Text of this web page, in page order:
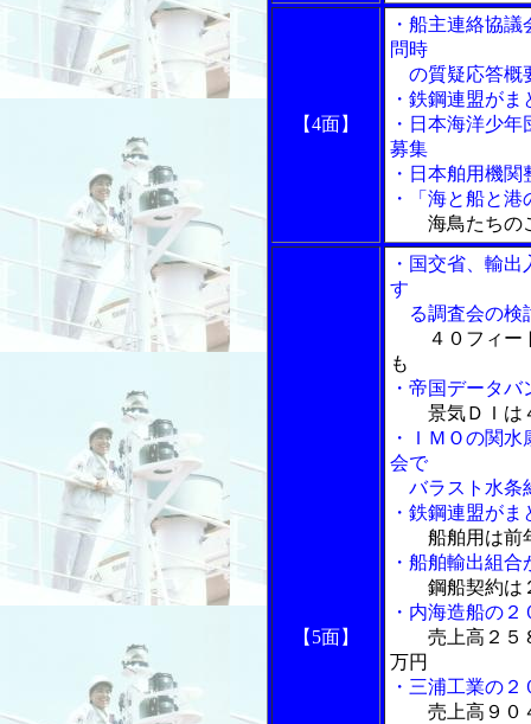
【4面】
・船主連絡協
問時
の質疑応答概
・鉄鋼連盟が
・日本海洋少
募集
・日本舶用機
・「海と船と
海鳥たち
【5面】
・国交省、輸
す
る調査会の検
４０フィー
も
・帝国データ
景気ＤＩは
・ＩＭＯの関
会で
バラスト水条
・鉄鋼連盟が
船舶用は前
・船舶輸出組
鋼船契約は
・内海造船の
売上高２５
万円
・三浦工業の
売上高９０